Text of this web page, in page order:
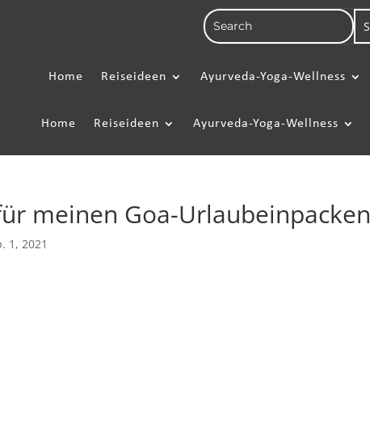
Home Reiseideen Ayurveda-Yoga-Wellness
Home Reiseideen Ayurveda-Yoga-Wellness
meinen Goa-Urlaubeinpacken
1, 2021